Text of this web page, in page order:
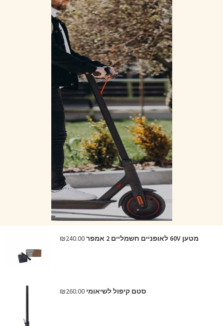
מטען 60V לאופניים חשמליים 2 אמפר ₪240.00
סטם קיפול לשיאומי ₪260.00